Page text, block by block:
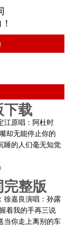
下载
江原唱：阿杜时
却无能停止你的
睡的人们毫无知觉
整版
徐嘉良演唱：孙露
着我的手再三说
当你走上离别的车